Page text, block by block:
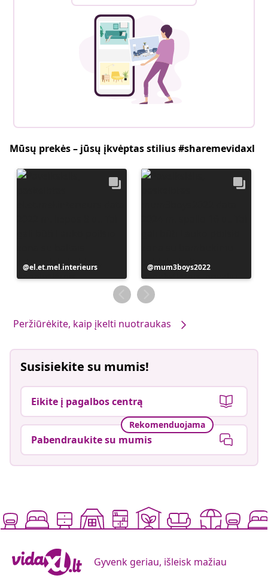
Mūsų prekės – jūsų įkvėptas stilius #sharemevidaxl
Įrašą
paskelbė
el.et.mel.interieurs
Įrašą
paskelbė
mum3boys2022
Peržiūrėkite, kaip įkelti nuotraukas
Susisiekite su mumis!
Eikite į pagalbos centrą
Rekomenduojama
Pabendraukite su mumis
Gyvenk geriau, išleisk mažiau